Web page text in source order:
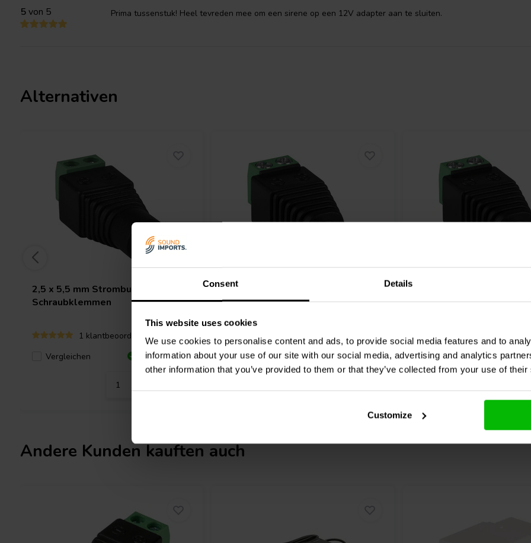
Consent Details
This website uses cookies
We use cookies to personalise content and ads, to provide social media features and to
information about your use of our site with our social media, advertising and analytics
other information that you’ve provided to them or that they’ve collected from your use of
Customize
5von 5 Prima tussenstuk! Heel tevreden mee om een sirene op een 12V adapter aan te sluiten.
Alternativen
2,5 x 5,5 mm Strombuchse auf
Schraubklemmen
1 klantbeoordelingen
Vergleichen
12 Auf Lager
2,1 x 5,5 mm DC-Koaxial-
Netzstecker auf Schraubklemmen
0 klantbeoordelingen
Vergleichen
6 Auf Lager
Schraubklemmen
2
Vergleichen
Andere Kunden kauften auch